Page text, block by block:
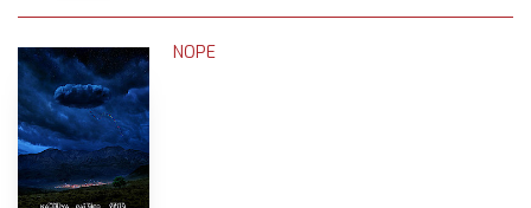
NOPE